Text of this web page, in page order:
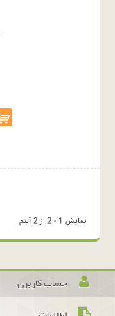
نمایش 1 - 2 از 2 آیتم
حساب کاربری